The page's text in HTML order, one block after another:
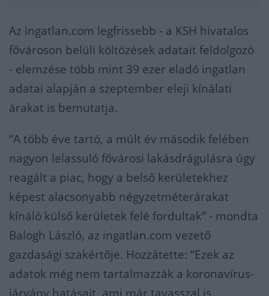
Az ingatlan.com legfrissebb - a KSH hivatalos
fővároson belüli költözések adatait feldolgozó
- elemzése több mint 39 ezer eladó ingatlan
adatai alapján a szeptember eleji kínálati
árakat is bemutatja.
“A több éve tartó, a múlt év második felében
nagyon lelassuló fővárosi lakásdrágulásra úgy
reagált a piac, hogy a belső kerületekhez
képest alacsonyabb négyzetméterárakat
kínáló külső kerületek felé fordultak” - mondta
Balogh László, az ingatlan.com vezető
gazdasági szakértője. Hozzátette: “Ezek az
adatok még nem tartalmazzák a koronavírus-
járvány hatásait, ami már tavasszal is